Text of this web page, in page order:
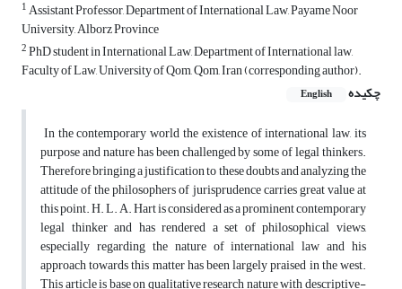
1Assistant Professor, Department of International Law, Payame Noor
University, Alborz Province
2PhD student in International Law, Department of International law,
Faculty of Law, University of Qom, Qom, Iran (corresponding author).
چکیده
English
In the contemporary world the existence of international law, its
purpose and nature has been challenged by some of legal thinkers.
Therefore bringing a justification to these doubts and analyzing the
attitude of the philosophers of jurisprudence carries great value at
this point. H. L. A. Hart is considered as a prominent contemporary
legal thinker and has rendered a set of philosophical views,
especially regarding the nature of international law and his
approach towards this matter has been largely praised in the west.